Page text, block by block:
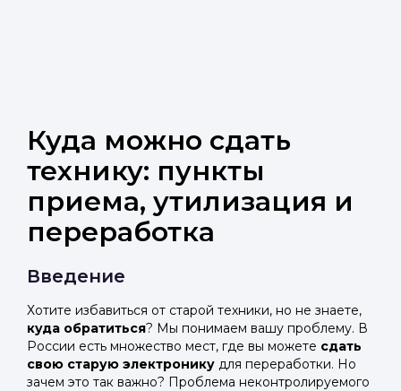
Куда можно сдать
технику: пункты
приема, утилизация и
переработка
Введение
Хотите избавиться от старой техники, но не знаете,
куда обратиться? Мы понимаем вашу проблему. В
России есть множество мест, где вы можете сдать
свою старую электронику для переработки. Но
зачем это так важно? Проблема неконтролируемого